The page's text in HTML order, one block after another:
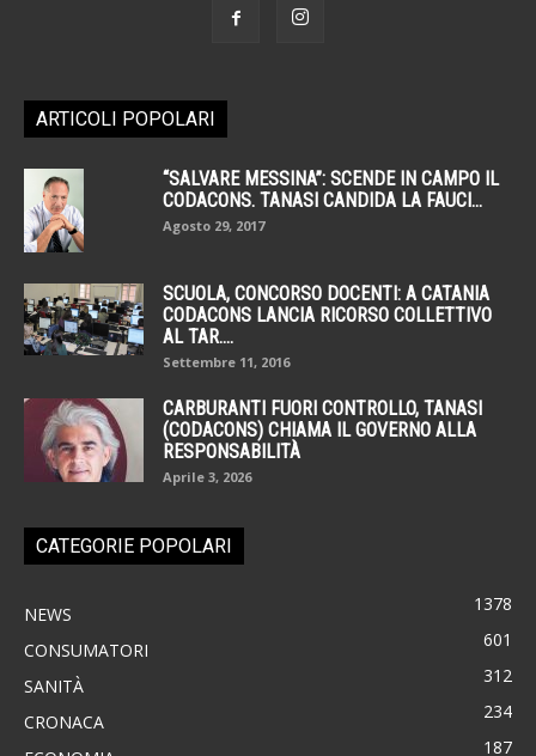
ARTICOLI POPOLARI
“SALVARE MESSINA”: SCENDE IN CAMPO IL
CODACONS. TANASI CANDIDA LA FAUCI...
Agosto 29, 2017
SCUOLA, CONCORSO DOCENTI: A CATANIA
CODACONS LANCIA RICORSO COLLETTIVO
AL TAR....
Settembre 11, 2016
CARBURANTI FUORI CONTROLLO, TANASI
(CODACONS) CHIAMA IL GOVERNO ALLA
RESPONSABILITÀ
Aprile 3, 2026
CATEGORIE POPOLARI
NEWS 1378
CONSUMATORI 601
SANITÀ 312
CRONACA 234
187